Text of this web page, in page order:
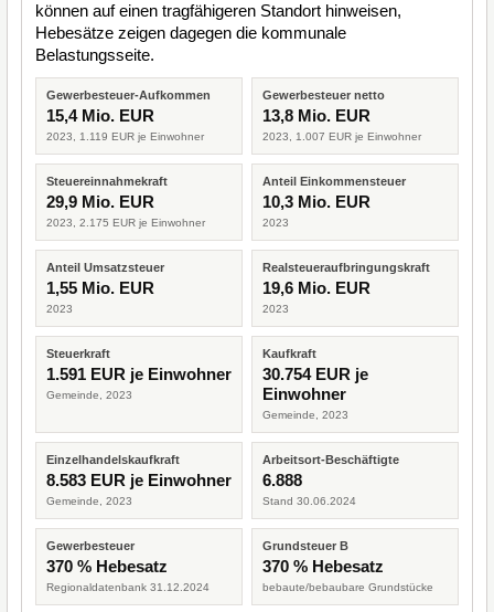
können auf einen tragfähigeren Standort hinweisen,
Hebesätze zeigen dagegen die kommunale
Belastungsseite.
Gewerbesteuer-Aufkommen
15,4 Mio. EUR
2023, 1.119 EUR je Einwohner
Gewerbesteuer netto
13,8 Mio. EUR
2023, 1.007 EUR je Einwohner
Steuereinnahmekraft
29,9 Mio. EUR
2023, 2.175 EUR je Einwohner
Anteil Einkommensteuer
10,3 Mio. EUR
2023
Anteil Umsatzsteuer
1,55 Mio. EUR
2023
Realsteueraufbringungskraft
19,6 Mio. EUR
2023
Steuerkraft
1.591 EUR je Einwohner
Gemeinde, 2023
Kaufkraft
30.754 EUR je
Einwohner
Gemeinde, 2023
Einzelhandelskaufkraft
8.583 EUR je Einwohner
Gemeinde, 2023
Arbeitsort-Beschäftigte
6.888
Stand 30.06.2024
Gewerbesteuer
370 % Hebesatz
Regionaldatenbank 31.12.2024
Grundsteuer B
370 % Hebesatz
bebaute/bebaubare Grundstücke